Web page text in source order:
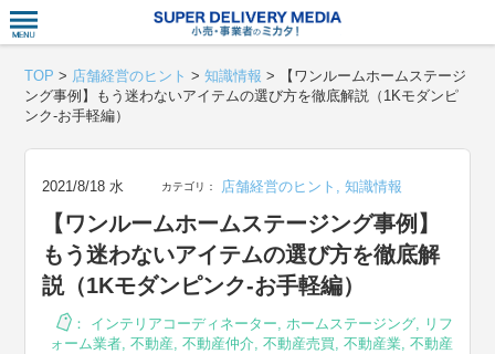
TOP > 店舗経営のヒント >知識情報 >
【ワンルームホームステージ
ング事例】もう迷わないアイテムの選び方を徹底解説（1Kモダンピ
ンク-お手軽編）
2021/8/18 水 カテゴリ： 店舗経営のヒント ,知識情報
【ワンルームホームステージング事例】
もう迷わないアイテムの選び方を徹底解
説（1Kモダンピンク-お手軽編）
： インテリアコーディネーター, ホームステージング, リフ
ォーム業者, 不動産, 不動産仲介, 不動産売買, 不動産業, 不動産